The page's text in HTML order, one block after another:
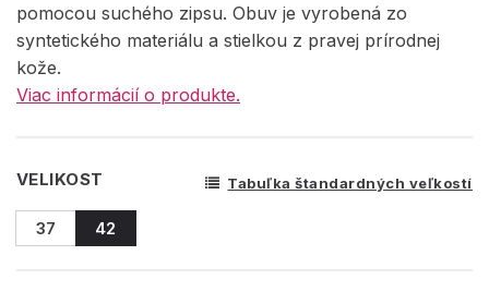
pomocou suchého zipsu. Obuv je vyrobená zo
syntetického materiálu a stielkou z pravej prírodnej
kože.
Viac informácií o produkte.
VELIKOST Tabuľka štandardných veľkostí
37 42